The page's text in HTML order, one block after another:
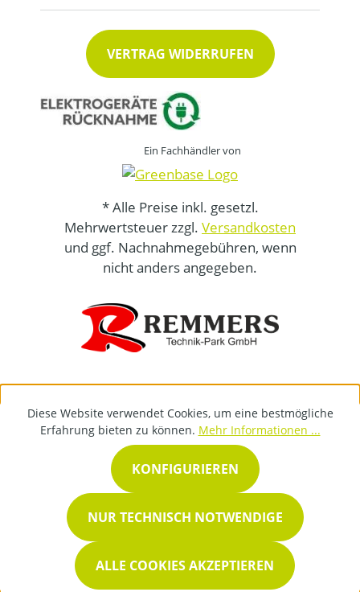
VERTRAG WIDERRUFEN
Ein Fachhändler von
* Alle Preise inkl. gesetzl.
Mehrwertsteuer zzgl. Versandkosten
und ggf. Nachnahmegebühren, wenn
nicht anders angegeben.
Diese Website verwendet Cookies, um eine bestmögliche
Erfahrung bieten zu können. Mehr Informationen ...
NUR TECHNISCH NOTWENDIGE
KONFIGURIEREN
ALLE COOKIES AKZEPTIEREN